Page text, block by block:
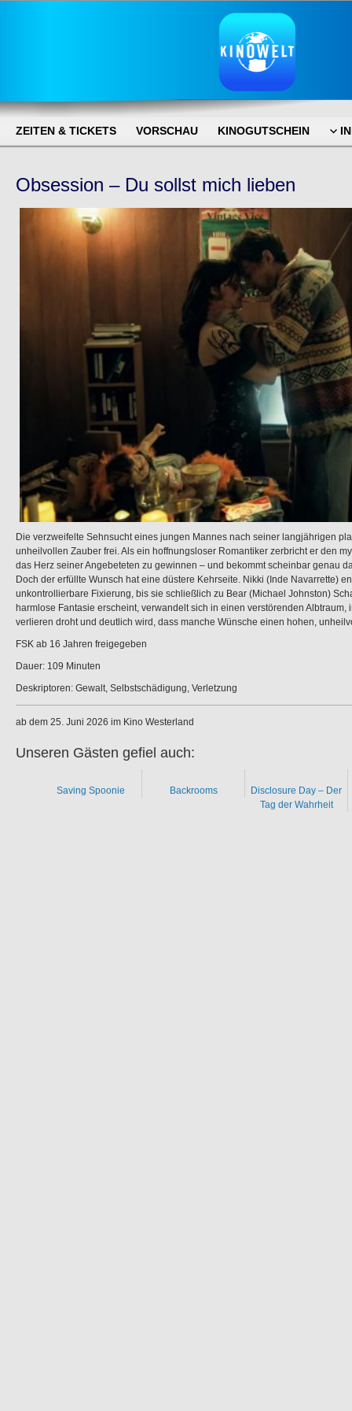
ZEITEN & TICKETS VORSCHAU KINOGUTSCHEIN
Obsession – Du sollst mich lieben
Die verzweifelte Sehnsucht eines jungen Mannes nach seiner langjährigen
unheilvollen Zauber frei. Als ein hoffnungsloser Romantiker zerbricht er den
das Herz seiner Angebeteten zu gewinnen – und bekommt scheinbar genau
Doch der erfüllte Wunsch hat eine düstere Kehrseite. Nikki (Inde Navarrette)
unkontrollierbare Fixierung, bis sie schließlich zu Bear (Michael Johnston)
harmlose Fantasie erscheint, verwandelt sich in einen verstörenden Albtraum,
verlieren droht und deutlich wird, dass manche Wünsche einen hohen,
FSK ab 16 Jahren freigegeben
Dauer: 109 Minuten
Deskriptoren: Gewalt, Selbstschädigung, Verletzung
ab dem 25. Juni 2026 im Kino Westerland
Unseren Gästen gefiel auch:
Saving Spoonie Backrooms
Disclosure Day – Der
Tag der Wahrheit